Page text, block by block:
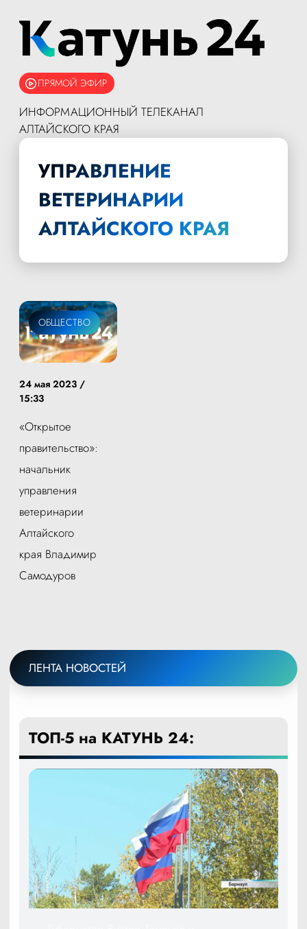
ПРЯМОЙ ЭФИР
ИНФОРМАЦИОННЫЙ ТЕЛЕКАНАЛ
АЛТАЙСКОГО КРАЯ
УПРАВЛЕНИЕ
ВЕТЕРИНАРИИ
АЛТАЙСКОГО КРАЯ
ОБЩЕСТВО
24 мая 2023 /
15:33
«Открытое
правительство»:
начальник
управления
ветеринарии
Алтайского
края Владимир
Самодуров
ЛЕНТА НОВОСТЕЙ
ТОП-5 на КАТУНЬ 24: